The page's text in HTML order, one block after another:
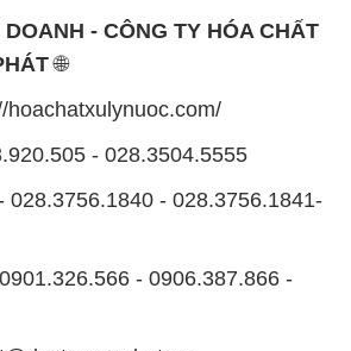
- 028.3756.1841-
Phường Bình Trị Đông B,